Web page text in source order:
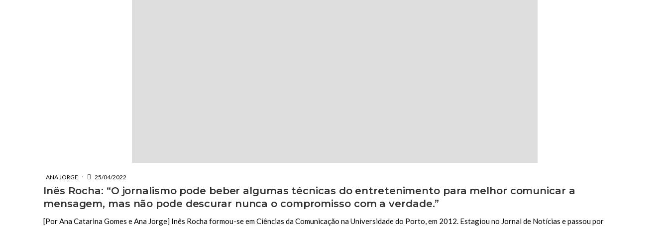
ANA JORGE 25/04/2022
Inês Rocha: “O jornalismo pode beber algumas técnicas do entretenimento para melhor comunicar a
mensagem, mas não pode descurar nunca o compromisso com a verdade.”
[Por Ana Catarina Gomes e Ana Jorge] Inês Rocha formou-se em Ciências da Comunicação na Universidade do Porto, em 2012. Estagiou no Jornal de Notícias e passou por